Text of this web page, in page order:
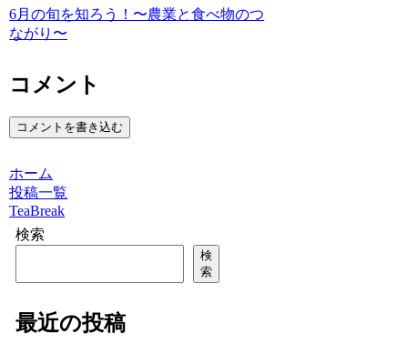
6月の旬を知ろう！〜農業と食べ物のつ
ながり〜
コメント
コメントを書き込む
ホーム
投稿一覧
TeaBreak
検索
検
索
最近の投稿